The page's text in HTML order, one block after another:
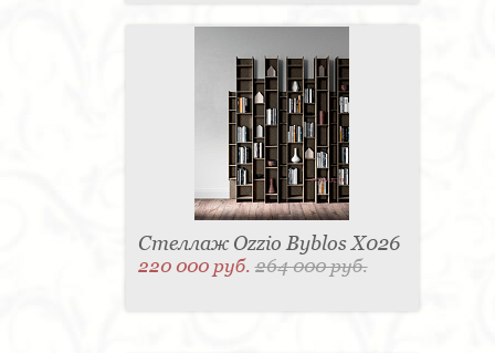
Стеллаж Ozzio Byblos X026
220 000 руб.264 000 руб.